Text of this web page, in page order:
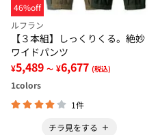
46%off
ルフラン
【３本組】しっくりくる。絶妙
ワイドパンツ
¥5,489 ～ ¥6,677 (税込)
1colors
1件
チラ見をする